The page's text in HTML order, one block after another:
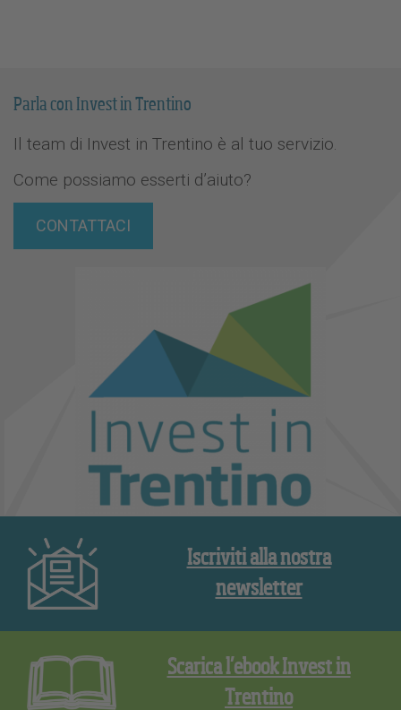
Parla con Invest in Trentino
Il team di Invest in Trentino è al tuo servizio.
Come possiamo esserti d’aiuto?
CONTATTACI
Iscriviti alla nostra
newsletter
Scarica l’ebook Invest in
Trentino